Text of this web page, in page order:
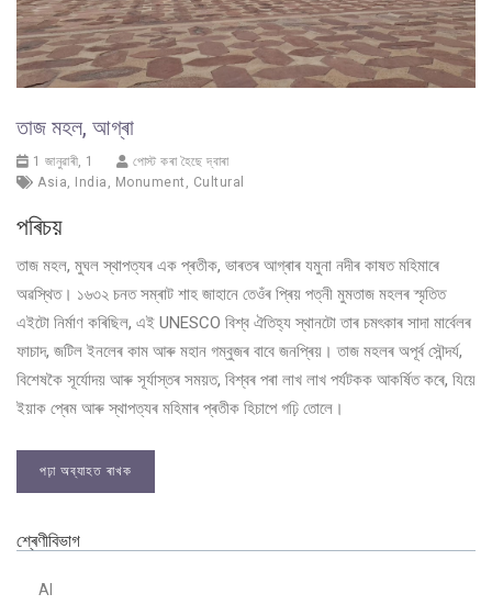
তাজ মহল, আগ্ৰা
1 জানুৱাৰী, 1
পোস্ট কৰা হৈছে দ্বাৰা
Asia, India , Monument , Cultural
পৰিচয়
তাজ মহল, মুঘল স্থাপত্যৰ এক প্ৰতীক, ভাৰতৰ আগ্ৰাৰ যমুনা নদীৰ কাষত মহিমাৰে
অৱস্থিত। ১৬৩২ চনত সম্ৰাট শাহ জাহানে তেওঁৰ প্ৰিয় পত্নী মুমতাজ মহলৰ স্মৃতিত
এইটো নিৰ্মাণ কৰিছিল, এই UNESCO বিশ্ব ঐতিহ্য স্থানটো তাৰ চমৎকাৰ সাদা মাৰ্বেলৰ
ফাচাদ, জটিল ইনলেৰ কাম আৰু মহান গম্বুজৰ বাবে জনপ্ৰিয়। তাজ মহলৰ অপূৰ্ব সৌন্দৰ্য,
বিশেষকৈ সূৰ্যোদয় আৰু সূৰ্যাস্তৰ সময়ত, বিশ্বৰ পৰা লাখ লাখ পৰ্যটকক আকৰ্ষিত কৰে, যিয়ে
ইয়াক প্ৰেম আৰু স্থাপত্যৰ মহিমাৰ প্ৰতীক হিচাপে গঢ়ি তোলে।
পঢ়া অব্যাহত ৰাখক
শ্ৰেণীবিভাগ
AI